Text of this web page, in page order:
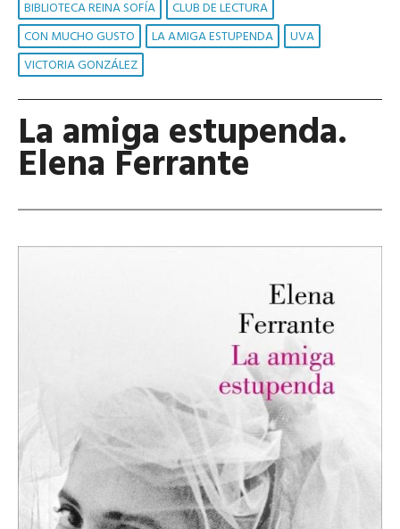
BIBLIOTECA REINA SOFÍA
CLUB DE LECTURA
CON MUCHO GUSTO
LA AMIGA ESTUPENDA
UVA
VICTORIA GONZÁLEZ
La amiga estupenda.
Elena Ferrante